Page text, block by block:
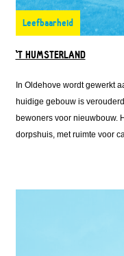
Leefbaarheid
'T HUMSTERLAND
In Oldehove wordt gewerkt
huidige gebouw is
bewoners voor nieuwbouw.
dorpshuis, met ruimte voor